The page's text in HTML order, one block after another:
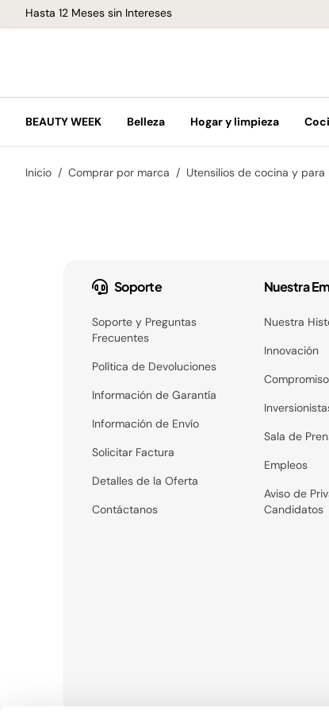
Hasta 12 Meses sin Intereses
BEAUTY WEEK Belleza Hogar y limpieza
Inicio Comprar por marca Utensilios de cocina y para
Soporte
Soporte y Preguntas
Frecuentes
Política de Devoluciones
Información de Garantía
Información de Envío
Solicitar Factura
Detalles de la Oferta
Contáctanos
Nuestra
Nuestra
Innovación
Sala de
Empleos
Aviso de
Candidatos